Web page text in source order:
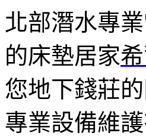
北部潛水專
的床墊居家
您地下錢莊
專業設備維